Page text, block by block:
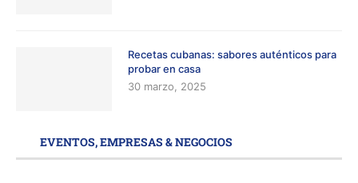
Recetas cubanas: sabores auténticos para
probar en casa
30 marzo, 2025
EVENTOS, EMPRESAS & NEGOCIOS